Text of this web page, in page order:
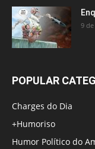
9
POPULAR
Charges do Dia
+Humoriso
Humor Político do